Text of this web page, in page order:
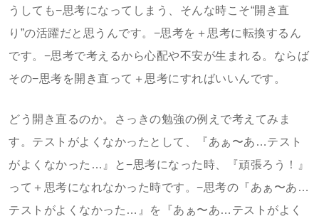
うしても−思考になってしまう、そんな時こそ“開き直
り”の活躍だと思うんです。−思考を＋思考に転換するん
です。−思考で考えるから心配や不安が生まれる。ならば
その−思考を開き直って＋思考にすればいいんです。
どう開き直るのか。さっきの勉強の例えで考えてみま
す。テストがよくなかったとして、『あぁ〜あ…テスト
がよくなかった…』と−思考になった時、『頑張ろう！』
って＋思考になれなかった時です。−思考の『あぁ〜あ…
テストがよくなかった…』を『あぁ〜あ…テストがよく